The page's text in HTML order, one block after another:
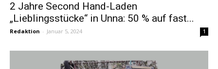
2 Jahre Second Hand-Laden
„Lieblingsstücke“ in Unna: 50 % auf fast...
Redaktion - Januar 5, 2024 1